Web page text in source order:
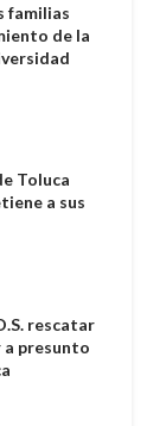
familias
de la
Toluca
a sus
rescatar
a presunto